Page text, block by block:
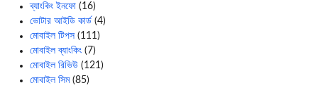
ব্যাংকিং ইনফো (16)
ভোটার আইডি কার্ড (4)
মোবাইল টিপস (111)
মোবাইল ব্যাংকিং (7)
মোবাইল রিভিউ (121)
মোবাইল সিম(85)